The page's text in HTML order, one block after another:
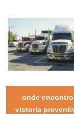
onde encontro
vistoria